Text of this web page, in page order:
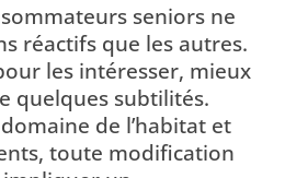
seniors ne
réactifs que les autres.
les intéresser, mieux
quelques subtilités.
de l’habitat et
toute modification